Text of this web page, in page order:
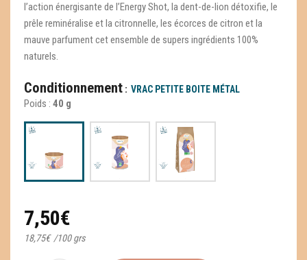
l’action énergisante de l’Energy Shot, la dent-de-lion détoxifie, le
prêle reminéralise et la citronnelle, les écorces de citron et la
mauve parfument cet ensemble de supers ingrédients 100%
naturels.
Conditionnement VRAC PETITE BOITE MÉTAL
Poids : 40 g
7,50€
18,75€ /100 grs